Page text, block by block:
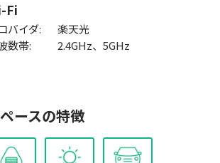
についてはオプションを申し込みいただき
分いたします。オプションの薪ストーブを
ドデッキ、
トーブ ペレット、
ーヒーテーブル各部屋、
Fi
バイダ:
楽天光
数帯:
2.4GHz、5GHz
ースの特徴